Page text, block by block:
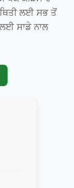
ਲਈ ਸਭ ਤੋਂ
ਸਾਡੇ ਨਾਲ